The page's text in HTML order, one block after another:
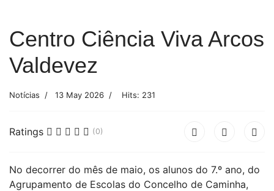
Centro Ciência Viva Arcos
Valdevez
Notícias 13 May 2026 Hits: 231
Ratings (0)
No decorrer do mês de maio, os alunos do 7.º ano, do
Agrupamento de Escolas do Concelho de Caminha,